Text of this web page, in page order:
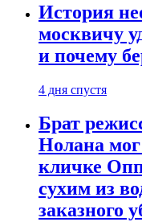
История
москвичу
и почему
4 дня спустя
Брат
Нолана
кличке
сухим из
заказного